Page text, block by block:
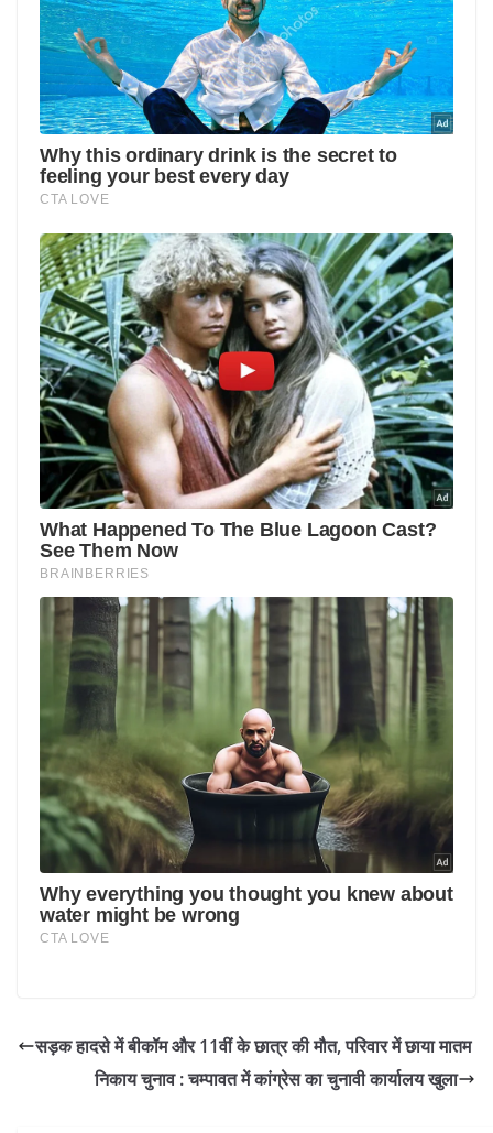
सड़क हादसे में बीकॉम और 11वीं के छात्र की मौत, परिवार में छाया मातम
निकाय चुनाव : चम्पावत में कांग्रेस का चुनावी कार्यालय खुला